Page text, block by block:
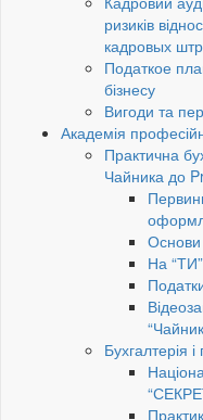
ризиків
кадровых
Податкое
бізнесу
Вигоди та
Академія
Практична
Чайника до
Основи
На
Бухгалтерія